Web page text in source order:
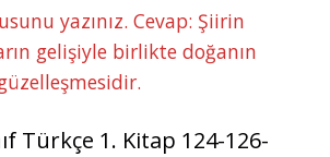
yazınız. Cevap: Şiirin
gelişiyle birlikte doğanın
Türkçe 1. Kitap 124-126-